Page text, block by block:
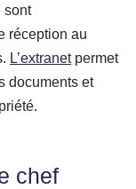
sont
réception au
L’extranetpermet
documents et
chef